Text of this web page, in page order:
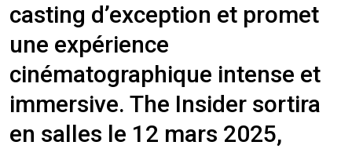
casting d’exception et promet
une expérience
cinématographique intense et
immersive. The Insider sortira
en salles le 12 mars 2025,